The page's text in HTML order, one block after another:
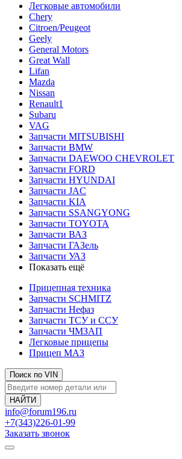
Легковые автомобили
Chery
Citroen/Peugeot
Geely
General Motors
Great Wall
Lifan
Mazda
Nissan
Renault1
Subaru
VAG
Запчасти MITSUBISHI
Запчасти BMW
Запчасти DAEWOO CHEVROLET
Запчасти FORD
Запчасти HYUNDAI
Запчасти JAC
Запчасти KIA
Запчасти SSANGYONG
Запчасти TOYOTA
Запчасти ВАЗ
Запчасти ГАЗель
Запчасти УАЗ
Показать ещё
Прицепная техника
Запчасти SCHMITZ
Запчасти Нефаз
Запчасти ТСУ и ССУ
Запчасти ЧМЗАП
Легковые прицепы
Прицеп МАЗ
Поиск по VIN
info@forum196.ru
+7(343)226-01-99
Заказать звонок